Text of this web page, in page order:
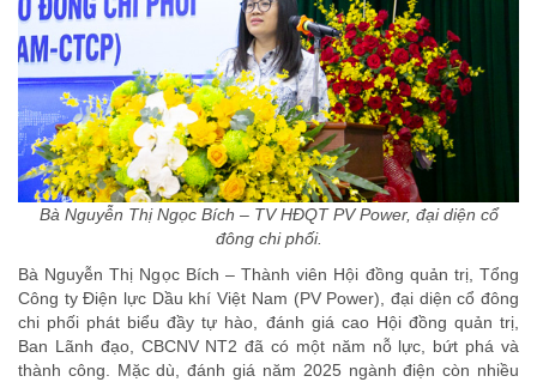
Bà Nguyễn Thị Ngọc Bích – TV HĐQT PV Power, đại diện cổ
đông chi phối.
Bà Nguyễn Thị Ngọc Bích – Thành viên Hội đồng quản trị, Tổng
Công ty Điện lực Dầu khí Việt Nam (PV Power), đại diện cổ đông
chi phối phát biểu đầy tự hào, đánh giá cao Hội đồng quản trị,
Ban Lãnh đạo, CBCNV NT2 đã có một năm nỗ lực, bứt phá và
thành công. Mặc dù, đánh giá năm 2025 ngành điện còn nhiều